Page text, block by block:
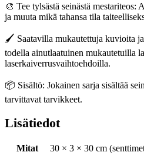
🎨 Tee tylsästä seinästä mestariteos:
ja muuta mikä tahansa tila
🖌️ Saatavilla mukautettuja kuvioita ja
todella ainutlaatuinen mukautetuilla
laserkaiverrusvaihtoehdoilla.
📦 Sisältö: Jokainen sarja sisältää
tarvittavat tarvikkeet.
Lisätiedot
Mitat 30 × 3 × 30 cm